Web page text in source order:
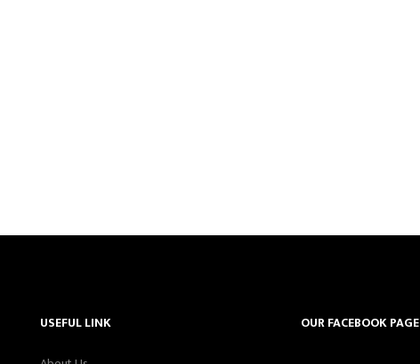
USEFUL LINK
OUR FACEBOOK PAGE